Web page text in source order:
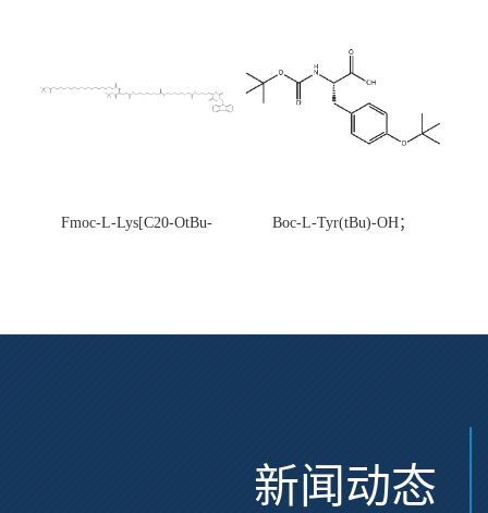
Fmoc-L-Lys[C20-OtBu-
Boc-L-Tyr(tBu)-OH；
新闻动态